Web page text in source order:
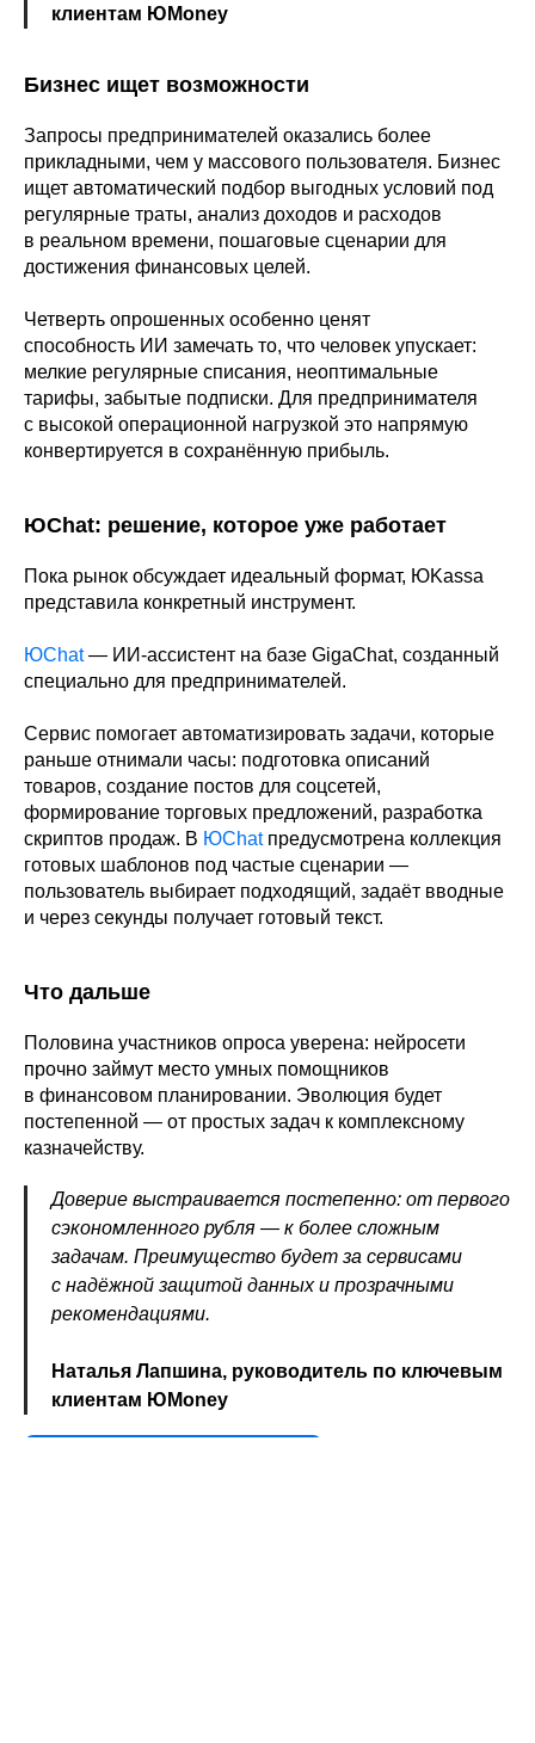
клиентам ЮMoney
Бизнес ищет возможности
Запросы предпринимателей оказались более
прикладными, чем у массового пользователя. Бизнес
ищет автоматический подбор выгодных условий под
регулярные траты, анализ доходов и расходов
в реальном времени, пошаговые сценарии для
достижения финансовых целей.
Четверть опрошенных особенно ценят
способность ИИ замечать то, что человек упускает:
мелкие регулярные списания, неоптимальные
тарифы, забытые подписки. Для предпринимателя
с высокой операционной нагрузкой это напрямую
конвертируется в сохранённую прибыль.
ЮChat: решение, которое уже работает
Пока рынок обсуждает идеальный формат, ЮKassa
представила конкретный инструмент.
ЮChat— ИИ-ассистент на базе GigaChat, созданный
специально для предпринимателей.
Сервис помогает автоматизировать задачи, которые
раньше отнимали часы: подготовка описаний
товаров, создание постов для соцсетей,
формирование торговых предложений, разработка
скриптов продаж. В ЮChatпредусмотрена коллекция
готовых шаблонов под частые сценарии —
пользователь выбирает подходящий, задаёт вводные
и через секунды получает готовый текст.
Что дальше
Половина участников опроса уверена: нейросети
прочно займут место умных помощников
в финансовом планировании. Эволюция будет
постепенной — от простых задач к комплексному
казначейству.
Доверие выстраивается постепенно: от первого
сэкономленного рубля — к более сложным
задачам. Преимущество будет за сервисами
с надёжной защитой данных и прозрачными
рекомендациями.
Наталья Лапшина, руководитель по ключевым
клиентам ЮMoney